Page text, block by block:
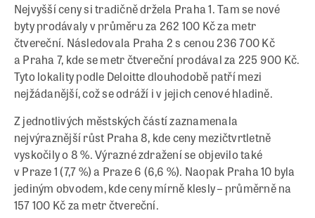
Nejvyšší ceny si tradičně držela Praha 1. Tam se nové
byty prodávaly v průměru za 262 100 Kč za metr
čtvereční. Následovala Praha 2 s cenou 236 700 Kč
a Praha 7, kde se metr čtvereční prodával za 225 900 Kč.
Tyto lokality podle Deloitte dlouhodobě patří mezi
nejžádanější, což se odráží i v jejich cenové hladině.
Z jednotlivých městských částí zaznamenala
nejvýraznější růst Praha 8, kde ceny mezičtvrtletně
vyskočily o 8 %. Výrazné zdražení se objevilo také
v Praze 1 (7,7 %) a Praze 6 (6,6 %). Naopak Praha 10 byla
jediným obvodem, kde ceny mírně klesly – průměrně na
157 100 Kč za metr čtvereční.